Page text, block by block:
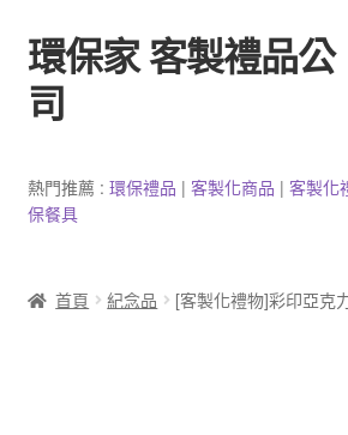
跳
至
導
跳
至
主
容
環保家 客製禮品公
司
3C產品客製
熱門推薦 : 環保禮品 | 客製化商品 | 客製化
保餐具
首頁 紀念品 [客製化禮物]彩印亞克